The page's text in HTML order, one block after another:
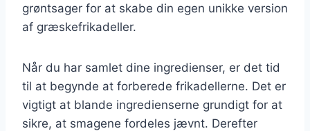
grøntsager for at skabe din egen unikke version
af græskefrikadeller.
Når du har samlet dine ingredienser, er det tid
til at begynde at forberede frikadellerne. Det er
vigtigt at blande ingredienserne grundigt for at
sikre, at smagene fordeles jævnt. Derefter